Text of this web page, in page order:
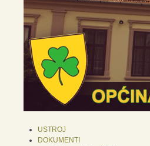
USTROJ
DOKUMENTI